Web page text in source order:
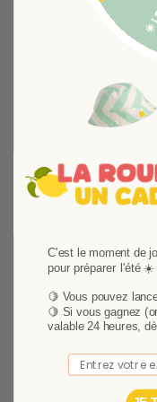
Tiroir lit 120 x 60
Complète
même collection. Idéal
75,43 € 92,00 €
Ajouter au panier
C'est le moment de
pour préparer l'été ☀️
🍋 Vous pouvez
🍋 Si vous gagnez
valable 24 heures,
Email